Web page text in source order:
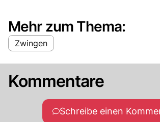
Mehr zum Thema:
Zwingen
Kommentare
Schreibe einen